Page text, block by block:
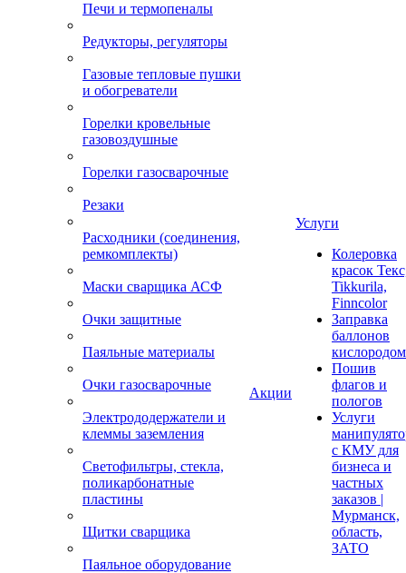
Печи и термопеналы
Редукторы, регуляторы
Газовые тепловые пушки
и обогреватели
Горелки кровельные
газовоздушные
Горелки газосварочные
Резаки
Расходники (соединения,
ремкомплекты)
Маски сварщика АСФ
Очки защитные
Паяльные материалы
Очки газосварочные
Электрододержатели и
клеммы заземления
Светофильтры, стекла,
поликарбонатные
пластины
Щитки сварщика
Паяльное оборудование
Акции
Услуги
Колеровка
красок
Tikkurila,
Finncolor
Заправка
баллонов
кислородом
Пошив
флагов и
пологов
Услуги
с КМУ для
бизнеса и
частных
заказов |
Мурманск,
область,
ЗАТО